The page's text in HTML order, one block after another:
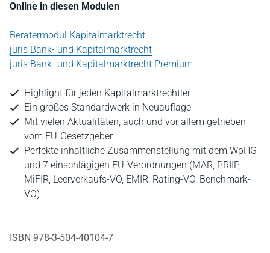
Online in diesen Modulen
Beratermodul Kapitalmarktrecht
juris Bank- und Kapitalmarktrecht
juris Bank- und Kapitalmarktrecht Premium
Highlight für jeden Kapitalmarktrechtler
Ein großes Standardwerk in Neuauflage
Mit vielen Aktualitäten, auch und vor allem getrieben
vom EU-Gesetzgeber
Perfekte inhaltliche Zusammenstellung mit dem WpHG
und 7 einschlägigen EU-Verordnungen (MAR, PRIIP,
MiFIR, Leerverkaufs-VO, EMIR, Rating-VO, Benchmark-
VO)
ISBN 978-3-504-40104-7